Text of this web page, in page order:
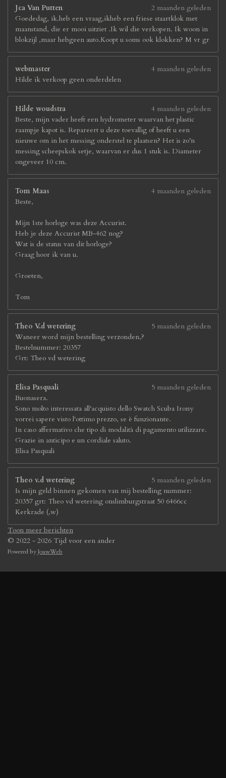
Jca Van Putten
2 maanden geleden
Goededag, ik.heb een vraag,ikheb een friese staartklok met
maanstand, die er mooi uitziet .Ik wil die verkopen. Ik woon in
blokzijl ,maar hebgeen auto.Koopt u soms ook klokken? M vr gr
webmaster
4 maanden geleden
Hilde ik verkoop geen onderdelen
Hilde woudstra
4 maanden geleden
Beste, mijn vader heeft een hydrometer waarvan het plastic
raampje kapot is. Repareert u deze toevallig of heeft u een
nieuwe om in het messing onderstel te plaatsen? Het is zo’n
messing scheepskok setje, waarvan er dus 1 stuk is. Diameter
ongeveer 10 cm.
Tom Maas
4 maanden geleden
Beste,
Mijn 1ste horloge was deze Accurist.
Heb je deze Accurist MB-462 nog?
Wat is de status van dit horloge?
Graag hoor ik van u.
Groeten,
Tom
Theo V.d wetering
5 maanden geleden
Waneer word mijn bestelling verzonden,?
Bestelnummer: 20357
Grt: Theo vd wetering
Elisa Pasquali
5 maanden geleden
Buonasera.
Sono molto interessata all'acquisto dello Swatch Scuba Irony
vorrei sapere visto l'ottimo prezzo, se è funzionante.
In caso affermativo che tipo di modalità di pagamento utilizzare.
Grazie in anticipo e un cordiale saluto.
Elisa Pasquali
Theo v.d wetering
5 maanden geleden
Is mijn geld binnen gekomen van mij bestelling nummer:
20357 grt: Theo vd wetering onslimburgstraat 50 6466cc
Kerkrade (,w)
Toon meer berichten
© 2022 - 2026 Tijd voor een ander
Powered byJouwWeb